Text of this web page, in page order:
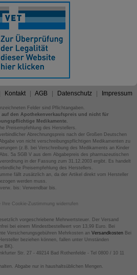
Kontakt AGB Datenschutz Impressum
Felder sind Pflichtangaben.
den Apothekenverkaufspreis und nicht für
Medikamente.
Preisempfehlung des Herstellers.
Abrechnungspreis nach der Großen Deutschen
von nicht verschreibungspflichtigen Medikamenten zu
(z.B. bei Verschreibung des Medikaments an Kinder
5a SGB V aus dem Abgabepreis des pharmazeutischen
in der Fassung zum 31.12.2003 ergibt. Es handelt
Preisempfehlung des Herstellers.
fällt zusätzlich an, da der Artikel direkt vom Hersteller
werden muss.
bis: Verwendbar bis.
Ihre Cookie-Zustimmung widerrufen
vorgeschriebene Mehrwertsteuer. Der Versand
bei einem Mindestbestellwert von 13,99 Euro. Bei
Versicherungsgebühren Mehrkosten an VersandkostenBei
beziehen können, fallen unter Umständen
BK).
Str. 27 - 49214 Bad Rothenfelde - Tel 0800 / 10 11
Abgabe nur in haushaltsüblichen Mengen.